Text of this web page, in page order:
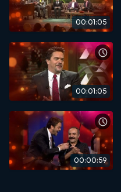
00:01:05
00:01:05
00:00:59